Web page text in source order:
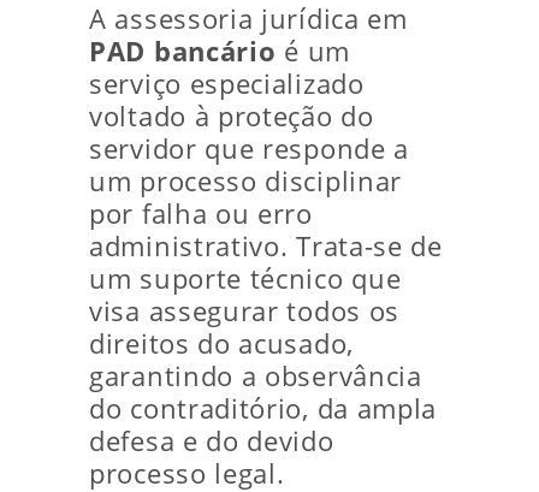
A assessoria jurídica em
PAD bancário é um
serviço especializado
voltado à proteção do
servidor que responde a
um processo disciplinar
por falha ou erro
administrativo. Trata-se de
um suporte técnico que
visa assegurar todos os
direitos do acusado,
garantindo a observância
do contraditório, da ampla
defesa e do devido
processo legal.